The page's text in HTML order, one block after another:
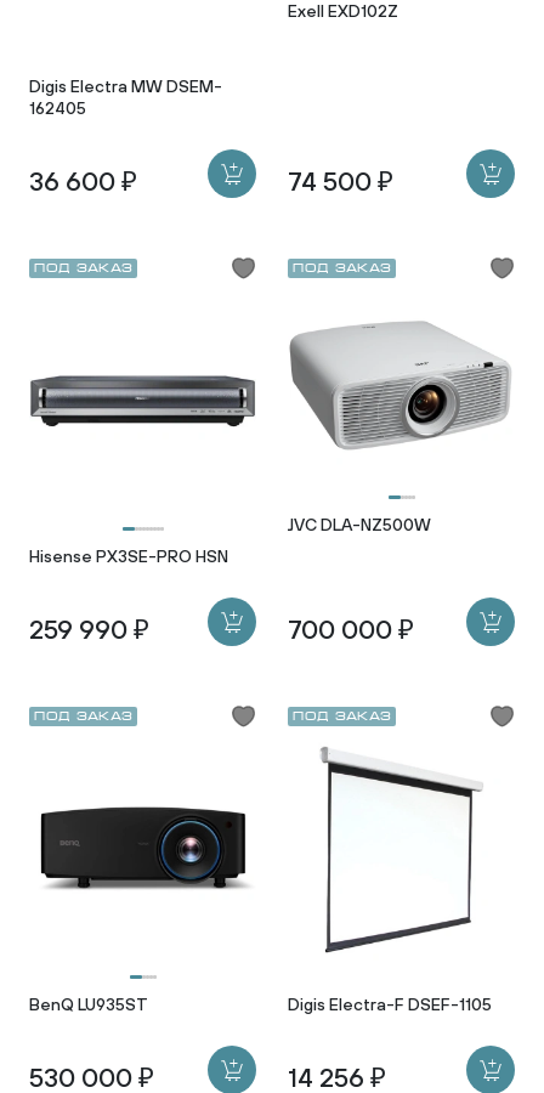
Digis Electra MW DSEM-
162405
36 600 ₽
Exell EXD102Z
74 500 ₽
Под заказ
Hisense PX3SE-PRO HSN
259 990 ₽
Под заказ
JVC DLA-NZ500W
700 000 ₽
Под заказ
BenQ LU935ST
530 000 ₽
Под заказ
Digis Electra-F DSEF-1105
14 256 ₽